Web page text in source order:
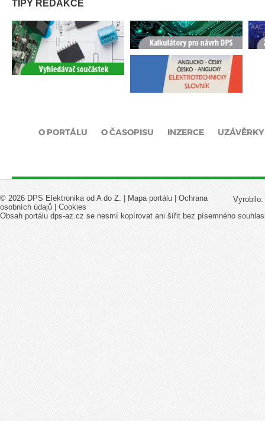
TIPY REDAKCE
O PORTÁLU O ČASOPISU INZERCE UZÁVĚRKY
Vyrobilo:
© 2026 DPS Elektronika od A do Z. | Mapa portálu
Ochrana
osobních údajů
Cookies
Obsah portálu dps-az.cz se nesmí kopírovat ani šířit bez písemného